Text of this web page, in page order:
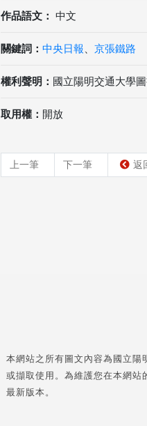
作品語文： 中文
關鍵詞： 中央日報 京張鐵路
權利聲明： 國立陽明交通大學
取用權： 開放
上一筆 下一筆 返
本網站之所有圖文內容為國立陽
或擷取使用。為維護您在本網站
最新版本。